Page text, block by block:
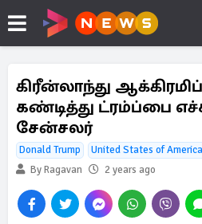
கிரீன்லாந்து
கண்டித்து ட்ரம்ப்பை
சேன்சலர்
Donald Trump United States of America
By Ragavan
2 years ago